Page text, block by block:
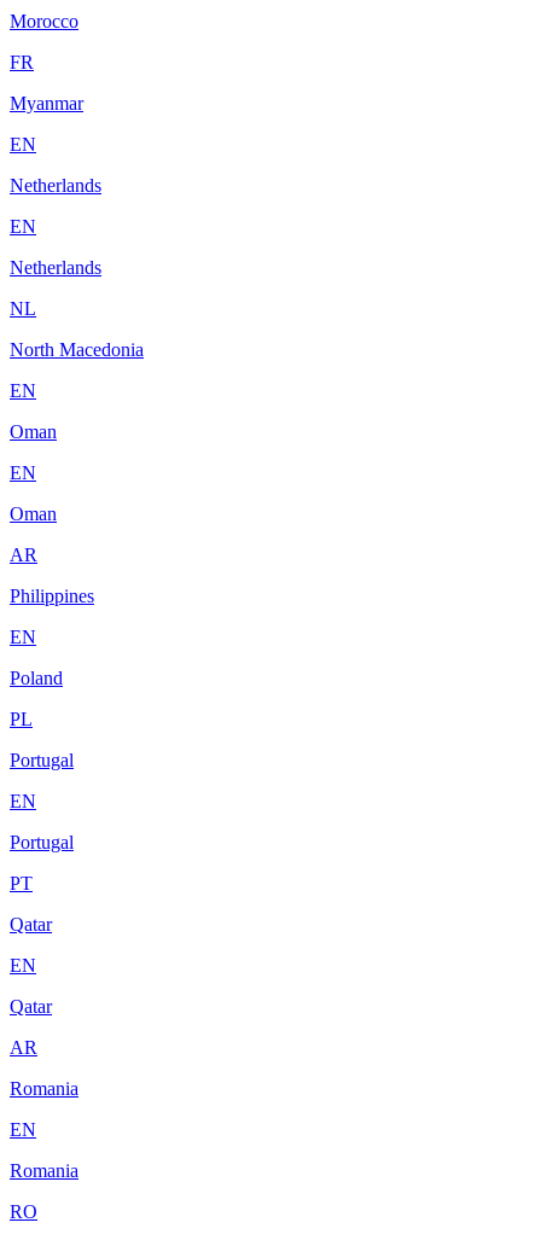
Morocco
FR
Myanmar
EN
Netherlands
EN
Netherlands
NL
North Macedonia
EN
Oman
EN
Oman
AR
Philippines
EN
Poland
PL
Portugal
EN
Portugal
PT
Qatar
EN
Qatar
AR
Romania
EN
Romania
RO